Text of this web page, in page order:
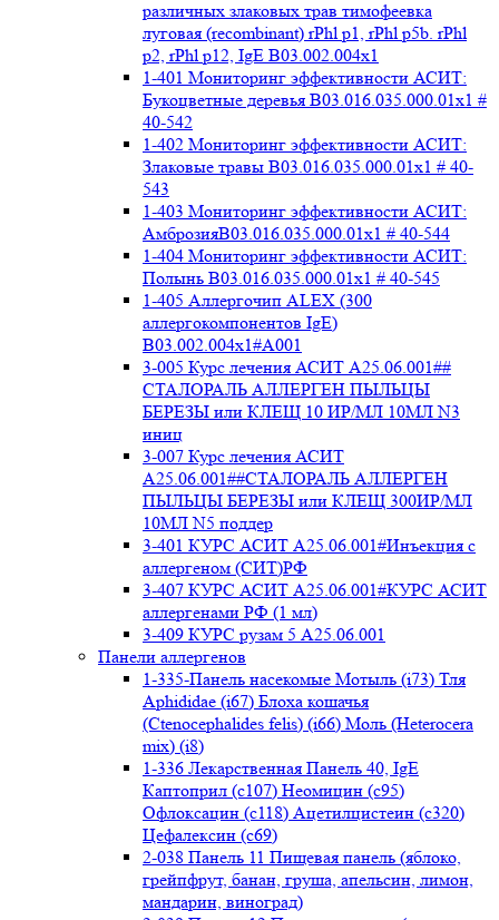
различных злаковых трав тимофеевка
луговая (recombinant) rPhl p1, rPhl p5b. rPhl
p2, rPhl p12, IgE В03.002.004x1
1-401 Мониторинг эффективности АСИТ:
Букоцветные деревья B03.016.035.000.01x1 #
40-542
1-402 Мониторинг эффективности АСИТ:
Злаковые травы B03.016.035.000.01x1 # 40-
543
1-403 Мониторинг эффективности АСИТ:
АмброзияB03.016.035.000.01x1 # 40-544
1-404 Мониторинг эффективности АСИТ:
Полынь B03.016.035.000.01x1 # 40-545
1-405 Аллергочип ALEX (300
аллергокомпонентов IgE)
В03.002.004x1#А001
3-005 Курс лечения АСИТ А25.06.001##
СТАЛОРАЛЬ АЛЛЕРГЕН ПЫЛЬЦЫ
БЕРЕЗЫ или КЛЕЩ 10 ИР/МЛ 10МЛ N3
иниц
3-007 Курс лечения АСИТ
А25.06.001##СТАЛОРАЛЬ АЛЛЕРГЕН
ПЫЛЬЦЫ БЕРЕЗЫ или КЛЕЩ 300ИР/МЛ
10МЛ N5 поддер
3-401 КУРС АСИТ А25.06.001#Инъекция с
аллергеном (СИТ)РФ
3-407 КУРС АСИТ А25.06.001#КУРС АСИТ
аллергенами РФ (1 мл)
3-409 КУРС рузам 5 А25.06.001
Панели аллергенов
1-335-Панель насекомые Мотыль (i73) Тля
Aphididae (i67) Блоха кошачья
(Ctenocephalides felis) (i66) Моль (Heterocera
mix) (i8)
1-336 Лекарственная Панель 40, IgE
Каптоприл (с107) Неомицин (c95)
Офлоксацин (с118) Ацетилцистеин (с320)
Цефалексин (с69)
2-038 Панель 11 Пищевая панель (яблоко,
грейпфрут, банан, груша, апельсин, лимон,
мандарин, виноград)